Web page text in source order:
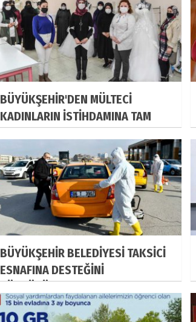
BÜYÜKŞEHİR'DEN MÜLTECİ
KADINLARIN İSTİHDAMINA TAM
BÜYÜKŞEHİR BELEDİYESİ TAKSİCİ
ESNAFINA DESTEĞİNİ